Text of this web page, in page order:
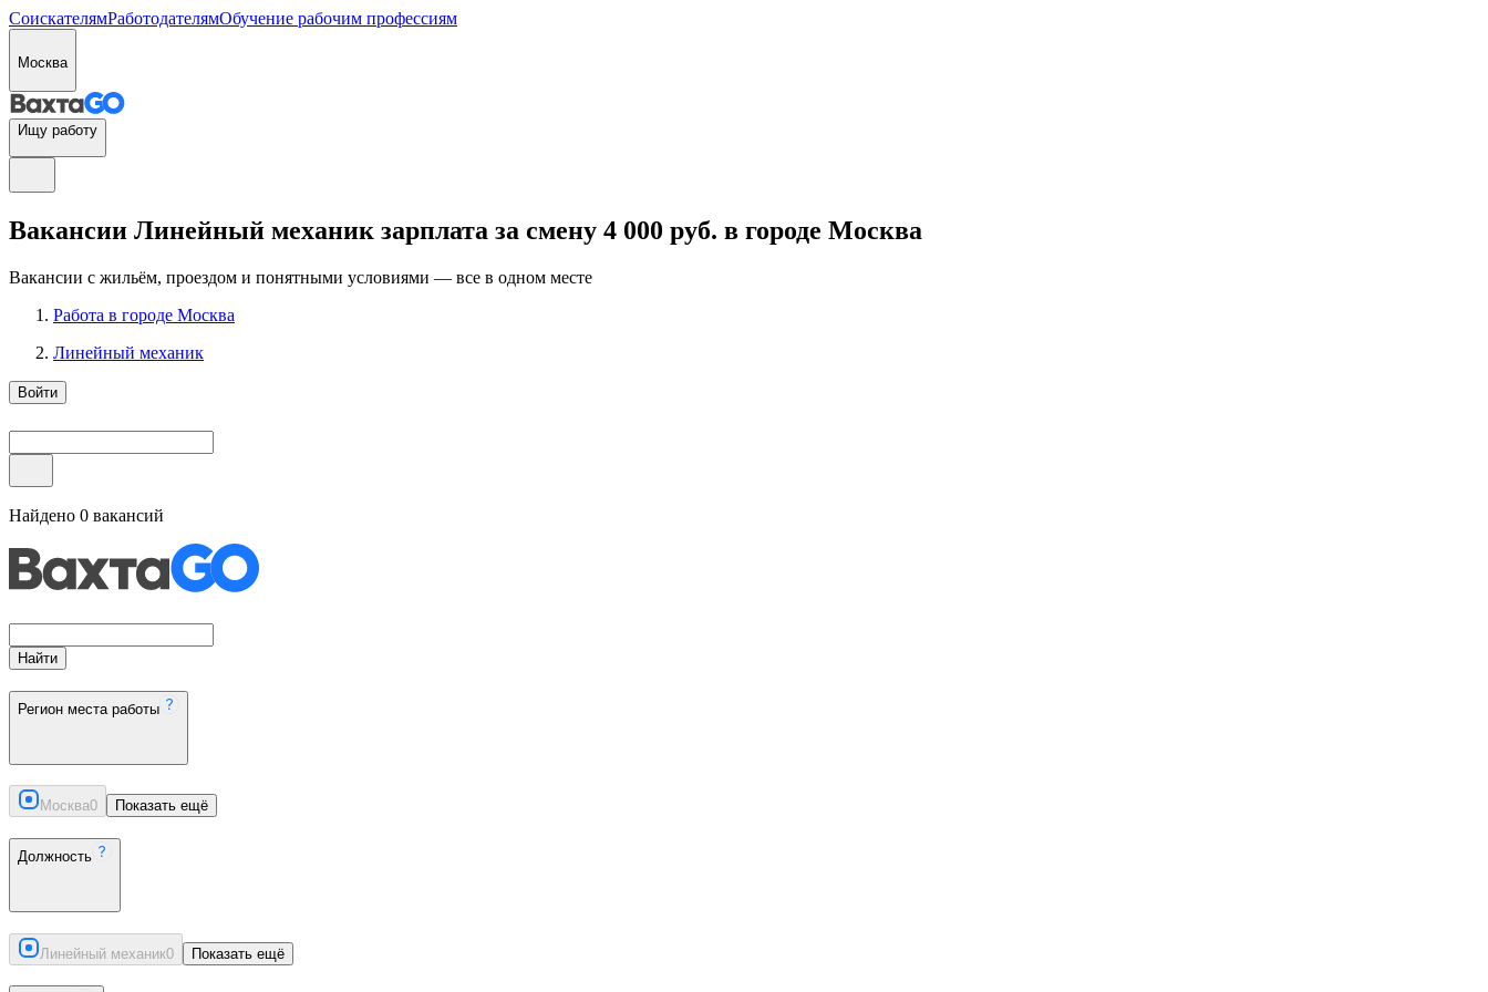
СоискателямРаботодателямОбучение рабочим профессиям
Москва
Ищу работу
Вакансии Линейный механик зарплата за смену 4 000 руб. в городе Москва
Вакансии с жильём, проездом и понятными условиями — все в одном месте
Работа в городе Москва
Линейный механик
Войти
Найдено 0 вакансий
Найти
Регион места работы
Москва0 Показать ещё
Должность
Линейный механик0 Показать ещё